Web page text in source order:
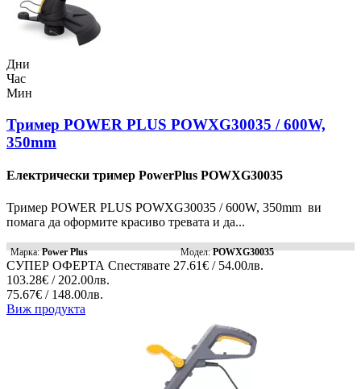
Дни
Час
Мин
Тример POWER PLUS POWXG30035 / 600W,
350mm
Електрически тример PowerPlus POWXG30035
Тример POWER PLUS POWXG30035 / 600W, 350mm ви
помага да оформите красиво тревата и да...
Марка:Power Plus Модел:POWXG30035
СУПЕР ОФЕРТА Спестявате 27.61€ / 54.00лв.
103.28€ / 202.00лв.
75.67€ / 148.00лв.
Виж продукта